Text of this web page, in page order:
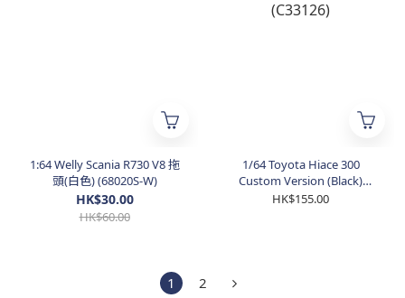
1:64 Welly Scania R730 V8 拖
頭(白色) (68020S-W)
HK$30.00
HK$60.00
1/64 Toyota Hiace 300
Custom Version (Black)
(C33126)
HK$155.00
1 2